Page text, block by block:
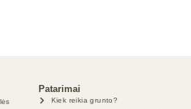
Patarimai
Kiek reikia grunto?